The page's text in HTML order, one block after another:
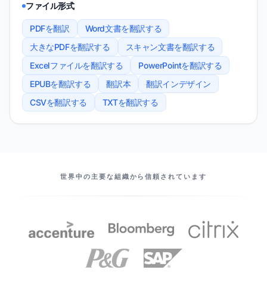
ファイル形式
PDFを翻訳
Word文書を翻訳する
大きなPDFを翻訳する
スキャン文書を翻訳する
Excelファイルを翻訳する
PowerPointを翻訳する
EPUBを翻訳する
翻訳本
翻訳インデザイン
CSVを翻訳する
TXTを翻訳する
当社のパートナー世界中の主要な組織から信頼されています